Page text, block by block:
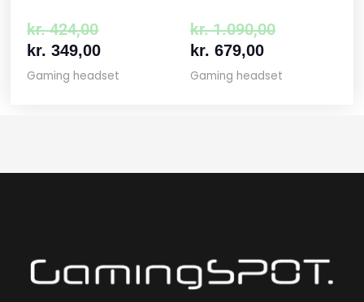
kr.424,00
kr. 349,00
Gaming headset
kr.1.090,00
kr. 679,00
Gaming headset